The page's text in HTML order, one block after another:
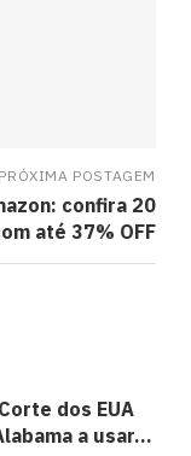
PRÓXIMA POSTAGEM
confira 20
até 37% OFF
dos EUA
a usar...